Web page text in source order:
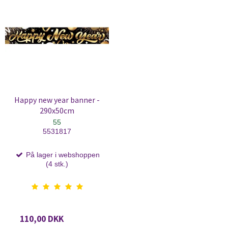
Happy new year banner -
290x50cm
55
5531817
På lager i webshoppen
(4 stk.)
110,00 DKK